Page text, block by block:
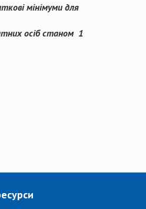
мінімуми для
осіб станом 1